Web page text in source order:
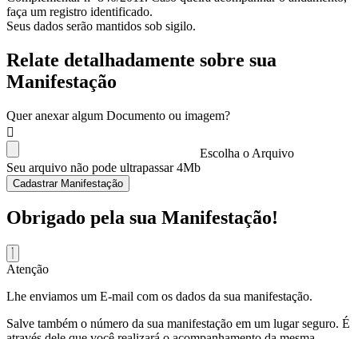
faça um registro identificado.
Seus dados serão mantidos sob sigilo.
Relate detalhadamente sobre sua
Manifestação
Quer anexar algum Documento ou imagem?
Escolha o Arquivo
Seu arquivo não pode ultrapassar 4Mb
Cadastrar Manifestação
Obrigado pela sua Manifestação!
Atenção
Lhe enviamos um E-mail com os dados da sua manifestação.
Salve também o número da sua manifestação em um lugar seguro. É